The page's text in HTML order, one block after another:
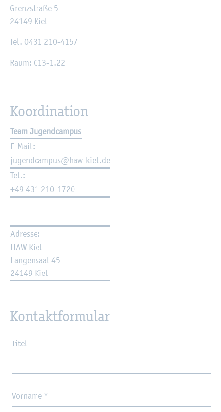
Grenz­stra­ße 5
24149 Kiel
Tel. 0431 210-4157
Raum: C13-1.22
Ko­or­di­na­ti­on
Team Ju­gend­cam­pus
E-Mail:
ju­gend­cam­pus@​haw-​kiel.​de
Tel.:
+49 431 210-1720
Adres­se:
HAW Kiel
Lan­gen­saal 45
24149 Kiel
Kon­takt­for­mu­lar
Titel
Vorname *